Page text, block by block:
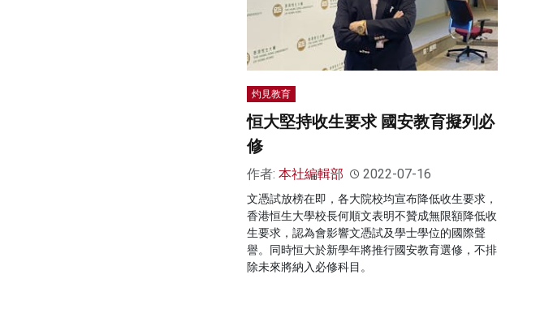
灼見教育
恒大堅持收生要求 國安教育擬列必
修
作者: 本社編輯部 2022-07-16
文憑試放榜在即，各大院校均宣布降低收生要求，
香港恒生大學校長何順文表明不贊成無限額降低收
生要求，認為會影響文憑試及學士學位的國際聲
譽。同時恒大於新學年將推行國安教育選修，不排
除未來將納入必修科目。